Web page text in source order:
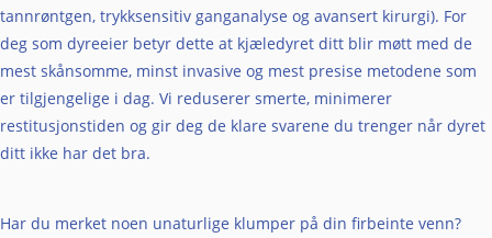
tannrøntgen, trykksensitiv ganganalyse og avansert kirurgi). For
deg som dyreeier betyr dette at kjæledyret ditt blir møtt med de
mest skånsomme, minst invasive og mest presise metodene som
er tilgjengelige i dag. Vi reduserer smerte, minimerer
restitusjonstiden og gir deg de klare svarene du trenger når dyret
ditt ikke har det bra.
Har du merket noen unaturlige klumper på din firbeinte venn?